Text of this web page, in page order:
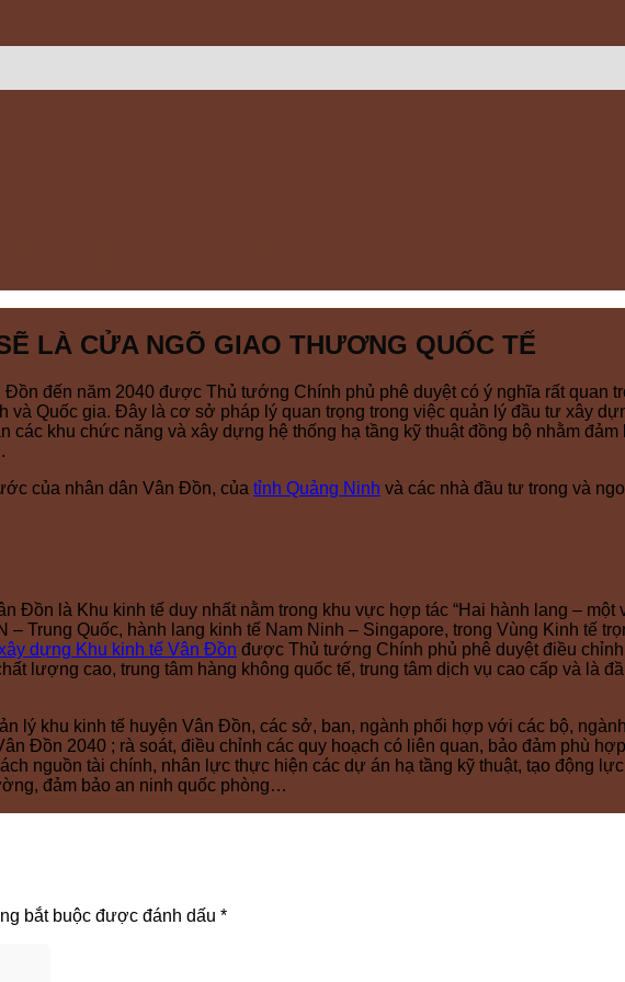
LÀ CỬA NGÕ GIAO THƯƠNG QUỐC TẾ
đến năm 2040 được Thủ tướng Chính phủ phê duyệt có ý nghĩa rất quan
Quốc gia. Đây là cơ sở pháp lý quan trọng trong việc quản lý đầu tư xây
khu chức năng và xây dựng hệ thống hạ tầng kỹ thuật đồng bộ nhằm
của nhân dân Vân Đồn, của tỉnh Quảng Ninh và các nhà đầu tư trong và
Đồn là Khu kinh tế duy nhất nằm trong khu vực hợp tác “Hai hành lang – một
Trung Quốc, hành lang kinh tế Nam Ninh – Singapore, trong Vùng Kinh tế
dựng Khu kinh tế Vân Đồn được Thủ tướng Chính phủ phê duyệt điều
lượng cao, trung tâm hàng không quốc tế, trung tâm dịch vụ cao cấp và là
lý khu kinh tế huyện Vân Đồn, các sở, ban, ngành phối hợp với các bộ,
Đồn 2040 ; rà soát, điều chỉnh các quy hoạch có liên quan, bảo đảm phù
nguồn tài chính, nhân lực thực hiện các dự án hạ tầng kỹ thuật, tạo động
đảm bảo an ninh quốc phòng…
bắt buộc được đánh dấu *